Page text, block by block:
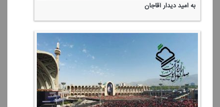
به امید دیدار آقاجان